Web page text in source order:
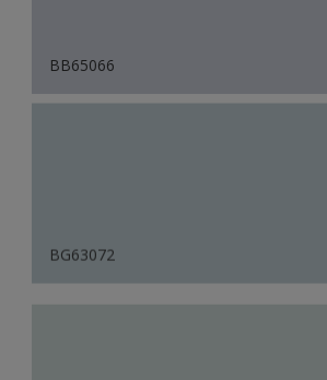
BB65066
BG63072